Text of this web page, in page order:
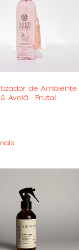
de Ambiente
Avelã – Frutal